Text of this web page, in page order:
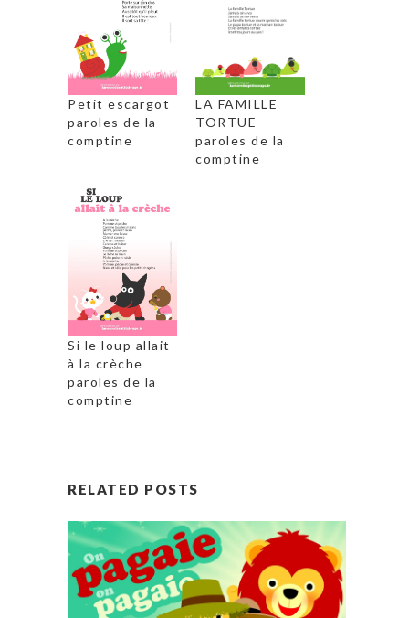
Petit escargot
paroles de la
comptine
LA FAMILLE
TORTUE
paroles de la
comptine
Si le loup allait
à la crèche
paroles de la
comptine
RELATED POSTS